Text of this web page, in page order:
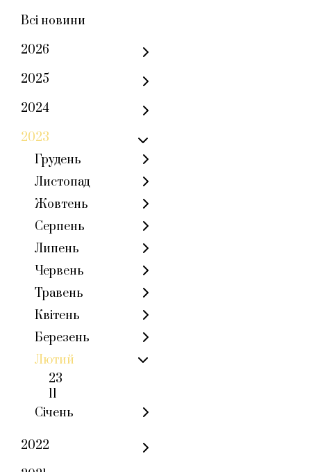
Всі новини
2026
2025
2024
2023
Грудень
Листопад
Жовтень
Серпень
Липень
Червень
Травень
Квітень
Березень
Лютий
23
11
Січень
2022